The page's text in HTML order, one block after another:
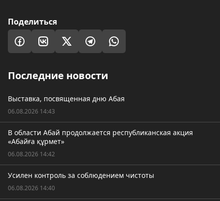
Поделиться
Последние новости
Выставка, посвященная дню Абая
06.08.2026 14:43
В области Абай продолжается республиканская акция
«Абайға құрмет»
06.08.2026 14:42
Усилен контроль за соблюдением чистоты
06.08.2026 14:40